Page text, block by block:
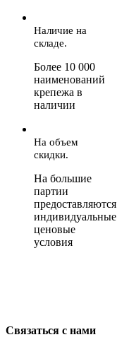
Наличие на
складе.
Более 10 000
наименований
крепежа в
наличии
На объем
скидки.
На большие
партии
предоставляются
индивидуальные
ценовые
условия
Связаться с нами